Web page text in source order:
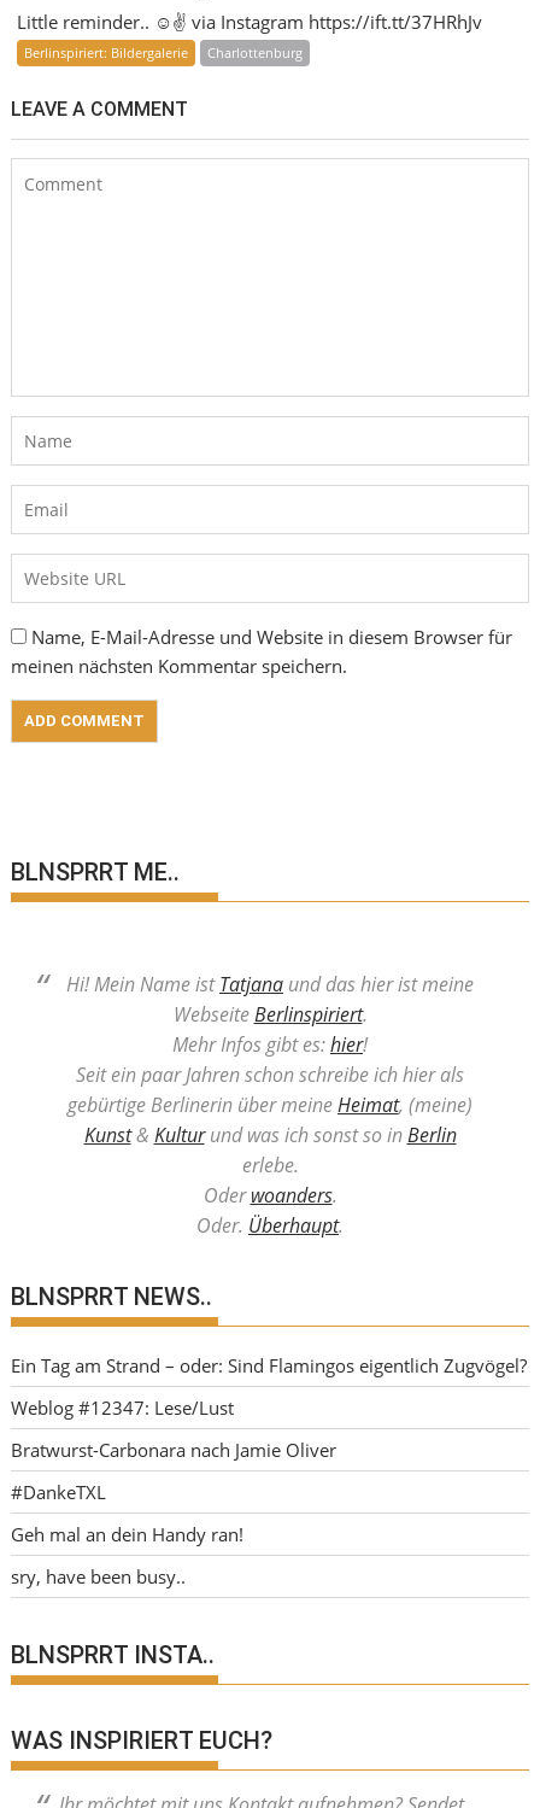
Little reminder.. ☺️✌️ via Instagram https://ift.tt/37HRhJv
Berlinspiriert: Bildergalerie Charlottenburg
LEAVE A COMMENT
Name, E-Mail-Adresse und Website in diesem Browser für
meinen nächsten Kommentar speichern.
BLNSPRRT ME..
Hi! Mein Name istTatjana und das hier ist meine
WebseiteBerlinspiriert.
Mehr Infos gibt es:hier!
Seit ein paar Jahren schon schreibe ich hier als
gebürtige Berlinerin über meineHeimat, (meine)
Kunst& Kulturund was ich sonst so inBerlin
erlebe.
Oderwoanders.
Oder. Überhaupt.
BLNSPRRT NEWS..
Ein Tag am Strand – oder: Sind Flamingos eigentlich Zugvögel?
Weblog #12347: Lese/Lust
Bratwurst-Carbonara nach Jamie Oliver
#DankeTXL
Geh mal an dein Handy ran!
sry, have been busy..
BLNSPRRT INSTA..
WAS INSPIRIERT EUCH?